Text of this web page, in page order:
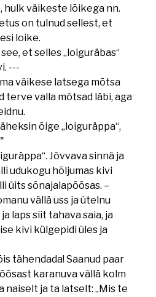
hulk väikeste lõikega nn.
on tulnud sellest, et
loike.
et selles „loiguräbas“
---
väikese latsega mõtsa
terve valla mõtsad läbi, aga
õige „loiguräppa“,
Jõvvava sinnä ja
udukogu hõljumas kivi
üits sõnajalapõõsas. –
vällä uss ja ütelnu
laps siit tahava saia, ja
kivi külgepidi üles ja
tähendada! Saanud paar
karanuva vällä kolm
naiselt ja ta latselt: „Mis te